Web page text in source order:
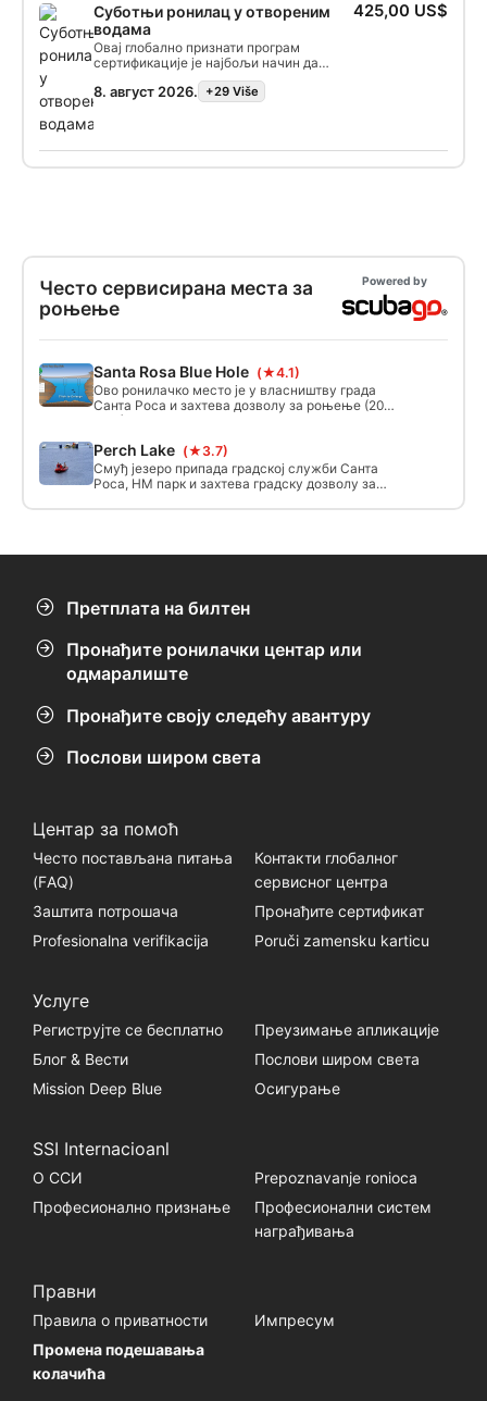
Суботњи ронилац у отвореним
водама
Овај глобално признати програм
сертификације је најбољи начин да
започнете своје доживотне авантуре
као сертификовани ронилац.
да се заиста удобно осећате под водом.
Стећи ћете SSI Open Water Diver
8. август 2026. +29 Više
425,00 US$
Често сервисирана места за
роњење
Powered by
Santa Rosa Blue Hole (★4.1)
Ово ронилачко место је у власништву града
Санта Роса и захтева дозволу за роњење (20
УСД) добијену на лицу места. Лети паркинг је 10
и то је зарон на висини. Температура воде је
63-64 степена годишње, тако да се
препоручује 7 мм, али можете да управљате са
Perch Lake (★3.7)
Смуђ језеро припада градској служби Санта
Роса, НМ парк и захтева градску дозволу за
због своје дубине и одличне видљивости,
роњења олупине (авиона) и још много тога.
Претплата на билтен
Пронађите ронилачки центар или
одмаралиште
Пронађите своју следећу авантуру
Послови широм света
Центар за помоћ
Често постављана питања
(FАQ)
Контакти глобалног
сервисног центра
Заштита потрошача
Пронађите сертификат
Profesionalna verifikacija
Poruči zamensku karticu
Услуге
Региструјте се бесплатно
Преузимање апликације
Блог & Вести
Послови широм света
Mission Deep Blue
Осигурање
SSI Internacioanl
О ССИ
Prepoznavanje ronioca
Професионално признање
Професионални систем
награђивања
Правни
Правила о приватности
Импресум
Промена подешавања
колачића